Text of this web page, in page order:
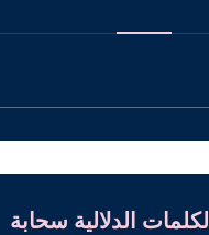
الكلمات الدلالية سحابة